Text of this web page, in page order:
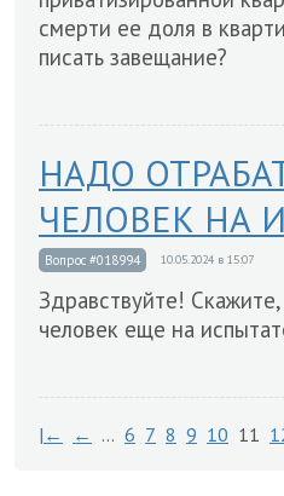
смерти ее доля в
писать завещание?
НАДО
ЧЕЛОВЕК НА
Вопрос #018994 10.05.2024 в 15:07
Здравствуйте!
человек еще на
|← ← … 6 7 8 9 10 11